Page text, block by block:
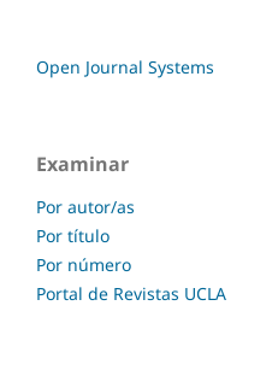
Open Journal Systems
Examinar
Por autor/as
Por título
Por número
Portal de Revistas UCLA